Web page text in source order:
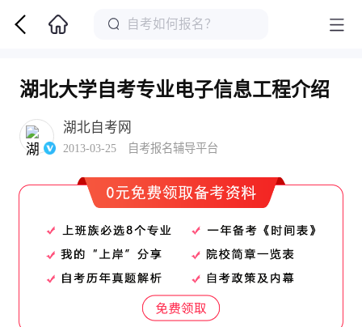
湖北大学自考专业电子信息工程介绍
湖北自考网
2013-03-25 自考报名辅导平台